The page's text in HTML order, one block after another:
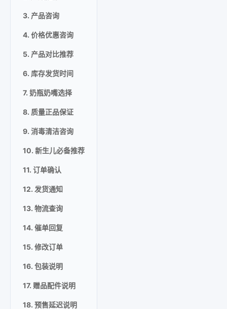
3. 产品咨询
4. 价格优惠咨询
5. 产品对比推荐
6. 库存发货时间
7. 奶瓶奶嘴选择
8. 质量正品保证
9. 消毒清洁咨询
10. 新生儿必备推荐
11. 订单确认
12. 发货通知
13. 物流查询
14. 催单回复
15. 修改订单
16. 包装说明
17. 赠品配件说明
18. 预售延迟说明